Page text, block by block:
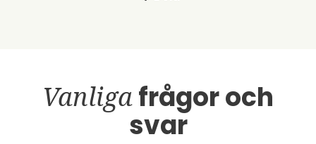
Vanligafrågor och
svar